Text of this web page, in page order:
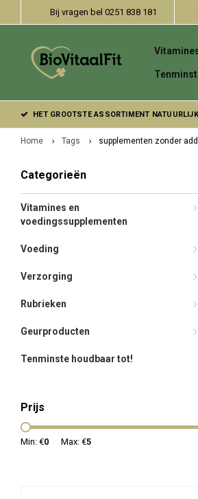
Bij vragen bel 0251 838 181
HET GROOTSTE ASSORTIMENT
Home Tags supplementen zonder
Categorieën
Vitamines en
voedingssupplementen
Voeding
Verzorging
Rubrieken
Geurproducten
Tenminste houdbaar tot!
Prijs
Min: €0 Max: €5